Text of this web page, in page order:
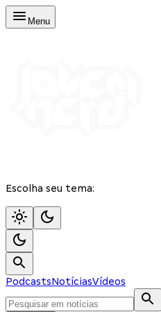
Menu
Escolha seu tema:
PodcastsNotíciasVídeos